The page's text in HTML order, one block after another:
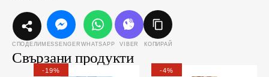
СПОДЕЛИ MESSENGER WHATSAPP VIBER КОПИРАЙ
Свързани продукти
-19%
Original
price
Текущата
цена
This
-4%
Original
price
Текущата
цена
This